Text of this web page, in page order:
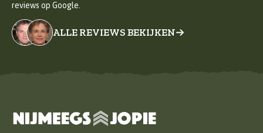
reviews op Google.
ALLE REVIEWS BEKIJKEN